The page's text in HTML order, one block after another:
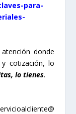
para-
donde
y cotización, lo
lo tienes.